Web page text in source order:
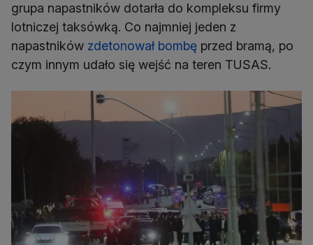
grupa napastników dotarła do kompleksu firmy
lotniczej taksówką. Co najmniej jeden z
napastników zdetonował bombę przed bramą, po
czym innym udało się wejść na teren TUSAS.